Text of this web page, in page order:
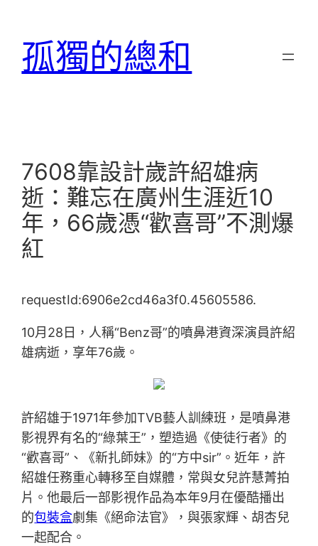
孤獨的總和
7608靠設計歲許紹雄病
逝：難忘在廣州生涯近10
年，66歲憑“歡喜哥”不測爆
紅
requestId:6906e2cd46a3f0.45605586.
10月28日，人稱“Benz哥”的噴鼻港資深演員許紹
雄病逝，享年76歲。
許紹雄于1971年參加TVB藝人訓練班，是噴鼻港
影視界有名的“綠葉王”，塑造過《使徒行者》的
“歡喜哥”、《新扎師妹》的“方中sir”。近年，許
紹雄任務重心轉移至自媒體，常與女兒許慧菁拍
片。他最后一部影視作品為本年9月在優酷播出
的包裝盒劇集《絕命法官》，與張家輝、胡杏兒
一起配合。